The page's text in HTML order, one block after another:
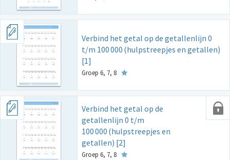
Verbind het getal op de getallenlijn 0
t/m 100000 (hulpstreepjes en getallen)
[1]
Groep 6, 7, 8
Verbind het getal op de
getallenlijn 0 t/m
100000 (hulpstreepjes en
getallen) [2]
Groep 6, 7, 8